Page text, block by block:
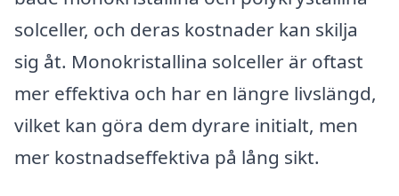
solceller, och deras kostnader kan skilja
sig åt. Monokristallina solceller är oftast
mer effektiva och har en längre livslängd,
vilket kan göra dem dyrare initialt, men
mer kostnadseffektiva på lång sikt.